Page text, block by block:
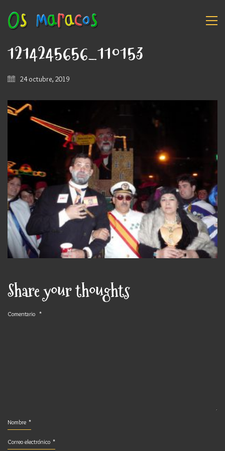
1214245656_110153
24 octubre, 2019
Share your thoughts
Comentario *
Nombre *
Correo electrónico *